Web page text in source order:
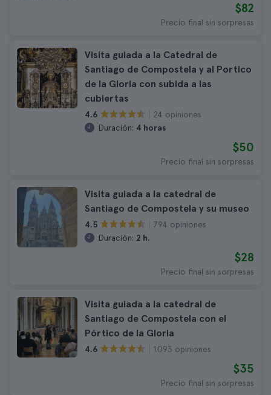
$82
Precio final sin sorpresas
Visita guiada a la Catedral de
Santiago de Compostela y al Portico
de la Gloria con subida a las
cubiertas
4.6
24 opiniones
Duración: 4 horas
$50
Precio final sin sorpresas
Visita guiada a la catedral de
Santiago de Compostela y su museo
4.5
794 opiniones
Duración: 2 h.
$28
Precio final sin sorpresas
Visita guiada a la catedral de
Santiago de Compostela con el
Pórtico de la Gloria
4.6 1.093 opiniones
$35
Precio final sin sorpresas